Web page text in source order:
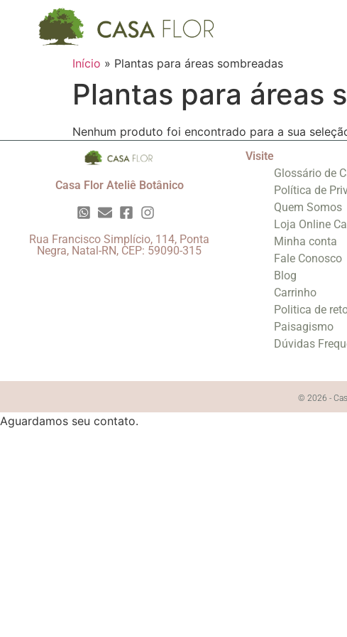
Início » Plantas para áreas sombreadas
Plantas para áreas
Nenhum produto foi encontrado para a sua
Casa Flor Ateliê Botânico
Rua Francisco Simplício, 114, Ponta
Negra, Natal-RN, CEP: 59090-315
Visite
Glossário de
Política de
Quem Somos
Loja Online
Minha conta
Fale Conosco
Blog
Carrinho
Politica de
Paisagismo
Dúvidas
© 2026 -
Aguardamos seu contato.